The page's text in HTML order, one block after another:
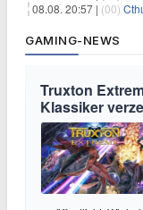
08.08. 20:57 | (00)
GAMING-NEWS
Truxton
Klassiker